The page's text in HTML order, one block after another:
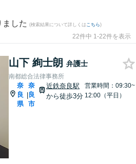
ました (検索結果について詳しくは こちら)
22件中 1-22件を表示
山下 絢士朗 弁護士
南都総合法律事務所
奈
良
県
|
奈
良
市
近鉄奈良駅
から徒歩3分
営業時間：09:30~
12:00（平日）